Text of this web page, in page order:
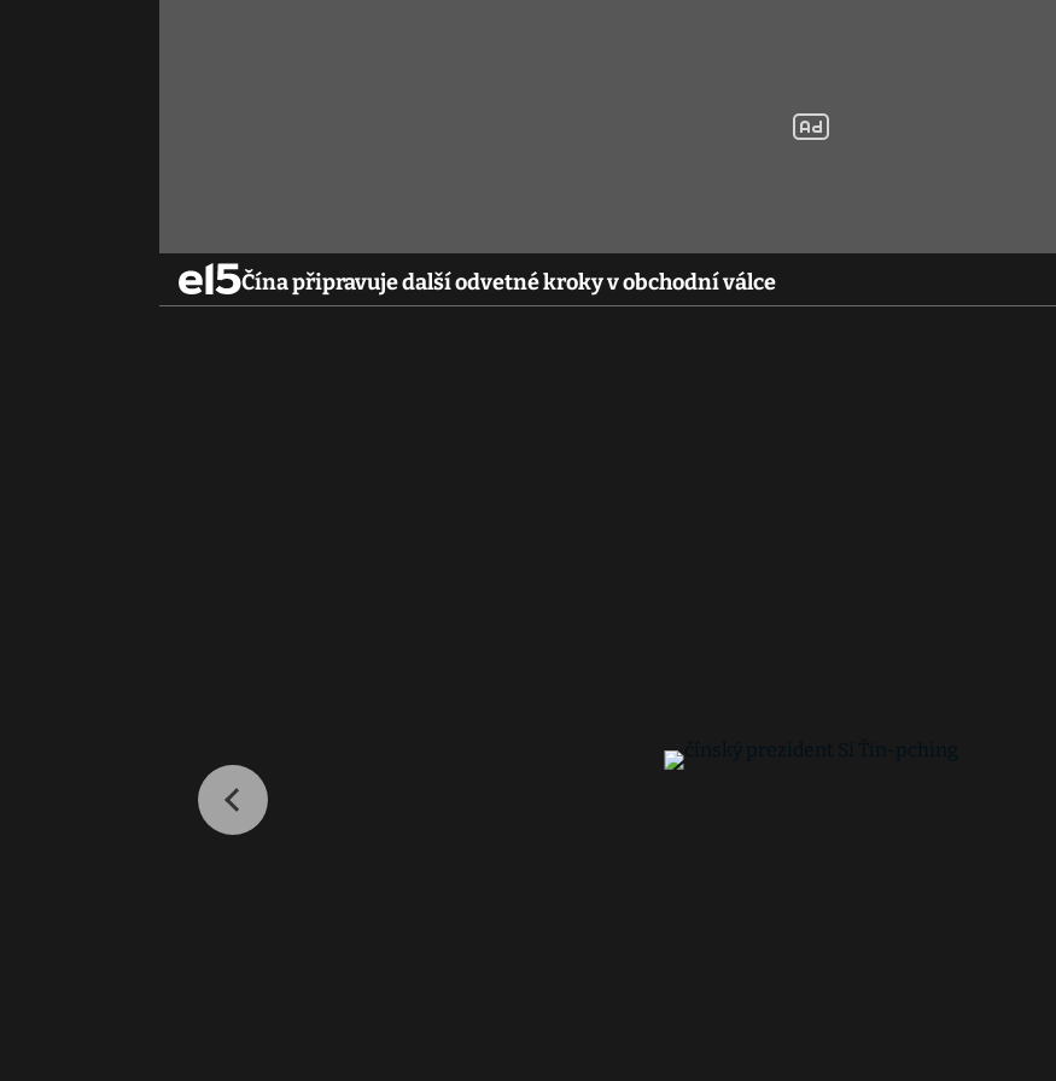
Čína připravuje další odvetné kroky v obchodní válce